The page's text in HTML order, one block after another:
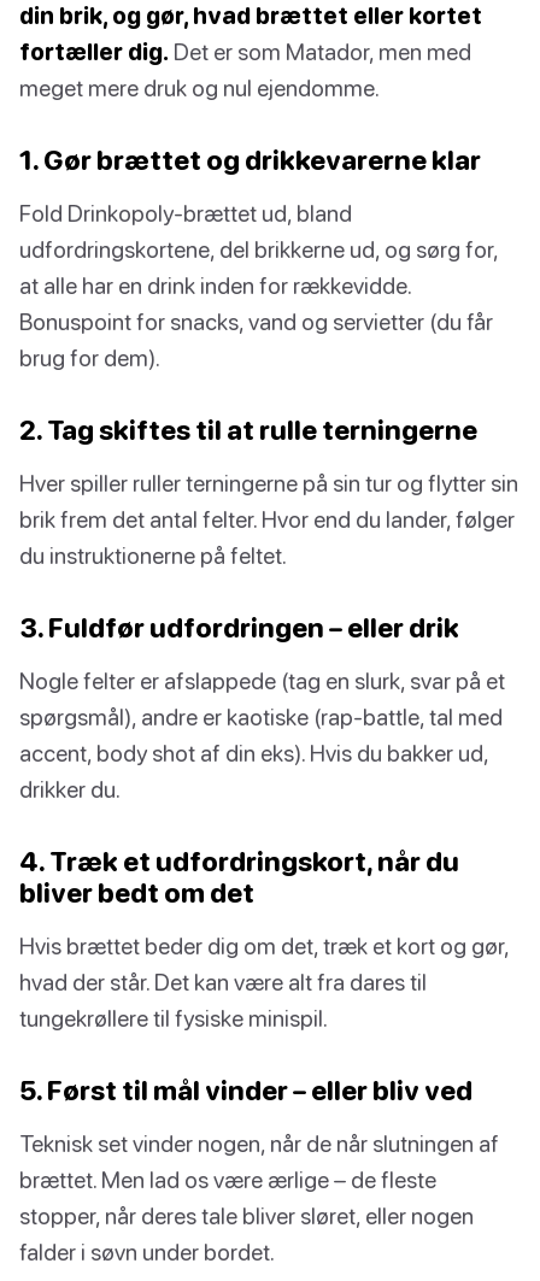
din brik, og gør, hvad brættet eller kortet
fortæller dig. Det er som Matador, men med
meget mere druk og nul ejendomme.
1. Gør brættet og drikkevarerne klar
Fold Drinkopoly-brættet ud, bland
udfordringskortene, del brikkerne ud, og sørg for,
at alle har en drink inden for rækkevidde.
Bonuspoint for snacks, vand og servietter (du får
brug for dem).
2. Tag skiftes til at rulle terningerne
Hver spiller ruller terningerne på sin tur og flytter sin
brik frem det antal felter. Hvor end du lander, følger
du instruktionerne på feltet.
3. Fuldfør udfordringen – eller drik
Nogle felter er afslappede (tag en slurk, svar på et
spørgsmål), andre er kaotiske (rap-battle, tal med
accent, body shot af din eks). Hvis du bakker ud,
drikker du.
4. Træk et udfordringskort, når du
bliver bedt om det
Hvis brættet beder dig om det, træk et kort og gør,
hvad der står. Det kan være alt fra dares til
tungekrøllere til fysiske minispil.
5. Først til mål vinder – eller bliv ved
Teknisk set vinder nogen, når de når slutningen af
brættet. Men lad os være ærlige – de fleste
stopper, når deres tale bliver sløret, eller nogen
falder i søvn under bordet.